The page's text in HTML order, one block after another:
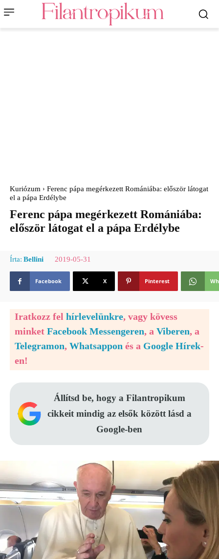
Kuriózum
Ferenc pápa megérkezett Romániába: először látogat
el a pápa Erdélybe
Ferenc pápa megérkezett Romániába:
először látogat el a pápa Erdélybe
Írta: Bellini 2019-05-31
Facebook X Pinterest
Iratkozz fel hírlevelünkre, vagy kövess
minket Facebook Messengeren, a Viberen, a
Telegramon, Whatsappon és a Google Hírek-
en!
Állítsd be, hogy a Filantropikum
cikkeit mindig az elsők között lásd a
Google-ben